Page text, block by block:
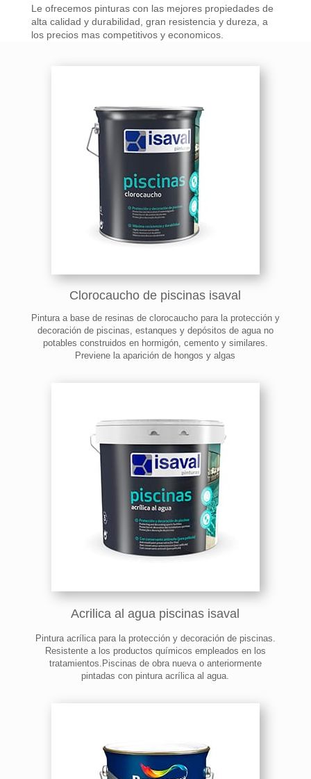
Le ofrecemos pinturas con las mejores propiedades de
alta calidad y durabilidad, gran resistencia y dureza, a
los precios mas competitivos y economicos.
Clorocaucho de piscinas isaval
Pintura a base de resinas de clorocaucho para la protección y
decoración de piscinas, estanques y depósitos de agua no
potables construidos en hormigón, cemento y similares.
Previene la aparición de hongos y algas
Acrilica al agua piscinas isaval
Pintura acrílica para la protección y decoración de piscinas.
Resistente a los productos químicos empleados en los
tratamientos.Piscinas de obra nueva o anteriormente
pintadas con pintura acrílica al agua.